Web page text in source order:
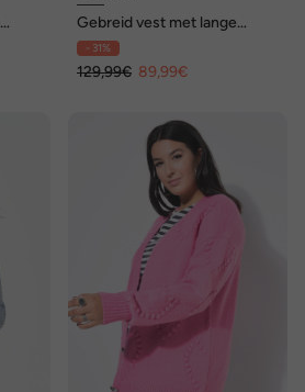
Gebreid vest met lange
mouwen en V-hals
- 31%
129,99€ 89,99€